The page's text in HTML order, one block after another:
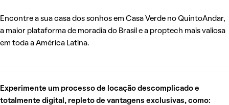
Encontre a sua casa dos sonhos em Casa Verde no QuintoAndar,
a maior plataforma de moradia do Brasil e a proptech mais valiosa
em toda a América Latina.
Experimente um processo de locação descomplicado e
totalmente digital, repleto de vantagens exclusivas, como: